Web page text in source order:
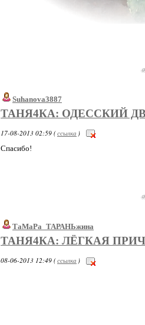
Suhanova3887
ТАНЯ4КА: ОДЕССКИЙ
17-08-2013 02:59 (ссылка )
Спасибо!
ТаМаРа_ТАРАНЬжина
ТАНЯ4КА: ЛЁГКАЯ
08-06-2013 12:49 (ссылка )